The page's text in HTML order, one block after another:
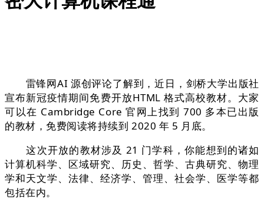
雷锋网AI 源创评论了解到，近日，剑桥大学出版社
宣布新冠疫情期间免费开放HTML 格式高校教材。大家
可以在 Cambridge Core 官网上找到 700 多本已出版
的教材，免费阅读将持续到 2020 年 5 月底。
这次开放的教材涉及 21 门学科，你能想到的诸如
计算机科学、区域研究、历史、哲学、古典研究、物理
学和天文学、法律、经济学、管理、社会学、医学等都
包括在内。